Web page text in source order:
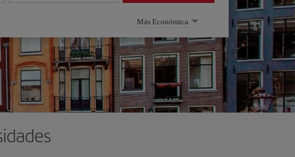
Más Económica